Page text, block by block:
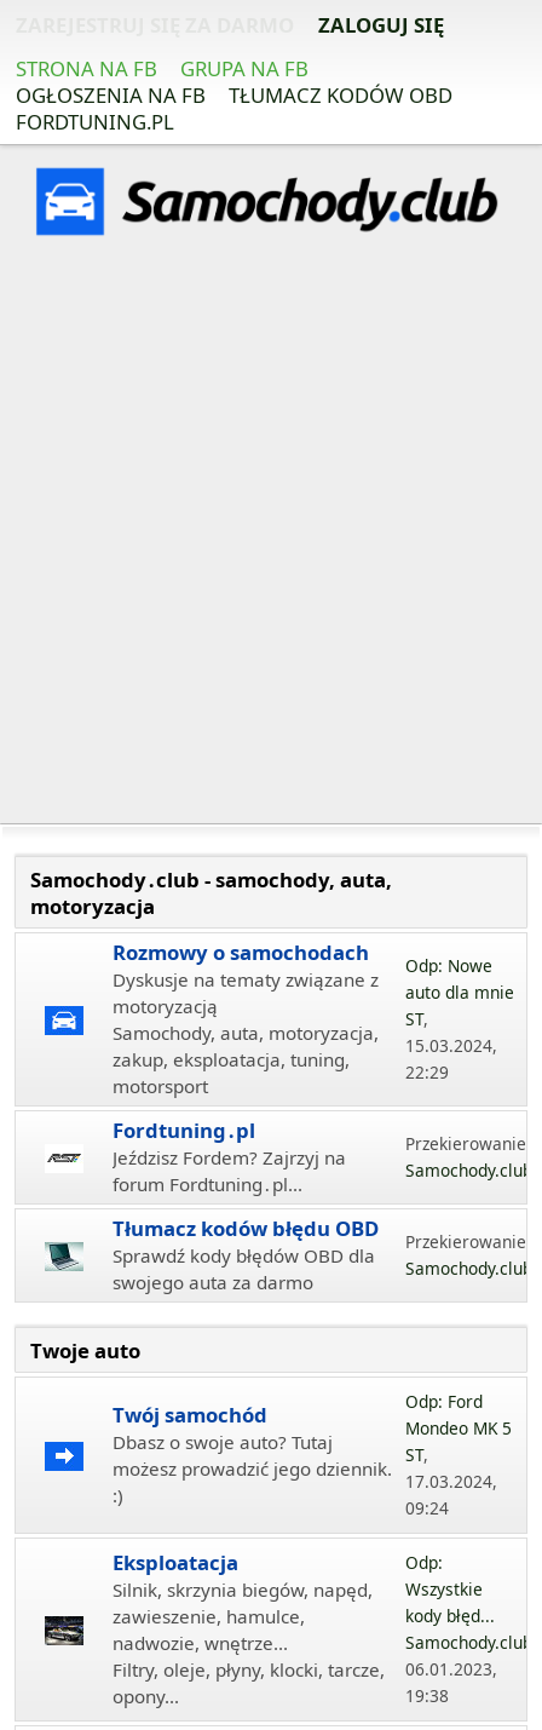
ZALOGUJ SIĘ
STRONA NA FB
GRUPA NA FB
OGŁOSZENIA NA FB
TŁUMACZ KODÓW OBD
FORDTUNING.PL
Samochody․club - samochody, auta,
motoryzacja
Rozmowy o samochodach
Dyskusje na tematy związane z
motoryzacją
Samochody, auta, motoryzacja,
zakup, eksploatacja, tuning,
motorsport
Odp: Nowe
auto dla mnie
ST,
15.03.2024,
22:29
Fordtuning․pl
Jeździsz Fordem? Zajrzyj na
forum Fordtuning․pl...
Przekierowanie...
Samochody.club
Tłumacz kodów błędu OBD
Sprawdź kody błędów OBD dla
swojego auta za darmo
Przekierowanie...
Samochody.club
Twoje auto
Twój samochód
Dbasz o swoje auto? Tutaj
możesz prowadzić jego dziennik.
:)
Odp: Ford
Mondeo MK 5
ST,
17.03.2024,
09:24
Eksploatacja
Silnik, skrzynia biegów, napęd,
zawieszenie, hamulce,
nadwozie, wnętrze...
Filtry, oleje, płyny, klocki, tarcze,
opony...
Odp:
Wszystkie
kody błęd...
Samochody.club
06.01.2023,
19:38